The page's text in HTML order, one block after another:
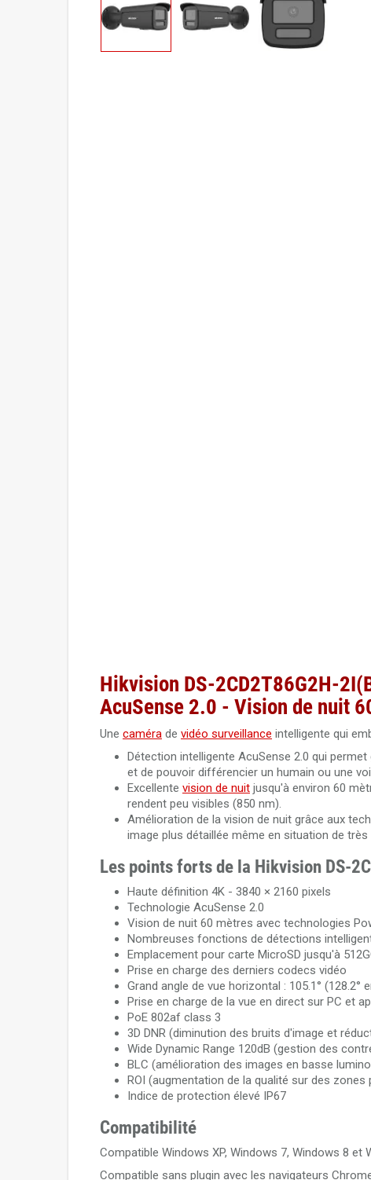
Hikvision DS-2CD2T86G2H-
AcuSense 2.0 - Vision de nuit
Une caméra de vidéo surveillance intelligente qui
Détection intelligente AcuSense 2.0 qui
et de pouvoir différencier un humain ou une
Excellente vision de nuit jusqu'à environ 60
rendent peu visibles (850 nm).
Amélioration de la vision de nuit grâce aux
image plus détaillée même en situation de
Les points forts de la Hikvision DS-
Haute définition 4K - 3840 × 2160 pixels
Technologie AcuSense 2.0
Vision de nuit 60 mètres avec technologies
Nombreuses fonctions de détections
Emplacement pour carte MicroSD jusqu'à
Prise en charge des derniers codecs vidéo
Grand angle de vue horizontal : 105.1° (128.2°
Prise en charge de la vue en direct sur PC et
PoE 802af class 3
3D DNR (diminution des bruits d'image et
Wide Dynamic Range 120dB (gestion des
BLC (amélioration des images en basse
ROI (augmentation de la qualité sur des zones
Indice de protection élevé IP67
Compatibilité
Compatible Windows XP, Windows 7, Windows 8 et
Compatible sans plugin avec les navigateurs